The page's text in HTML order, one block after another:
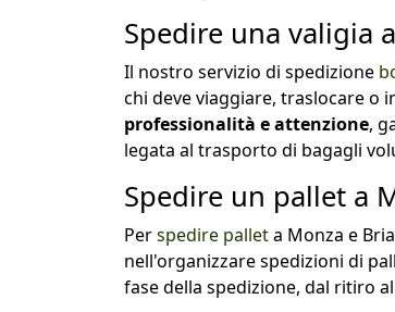
Spedire una valigia
Il nostro servizio di spedizione
chi deve viaggiare, traslocare o
professionalità e attenzione,
legata al trasporto di bagagli
Spedire un pallet a
Perspedire palleta Monza e
nell'organizzare spedizioni di
fase della spedizione, dal ritiro